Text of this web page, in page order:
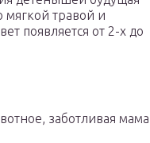
мягкой травой и
появляется от 2-х до
заботливая мама